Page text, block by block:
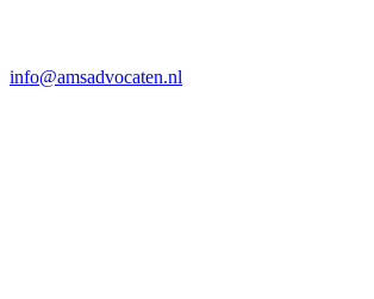
info@amsadvocaten.nl